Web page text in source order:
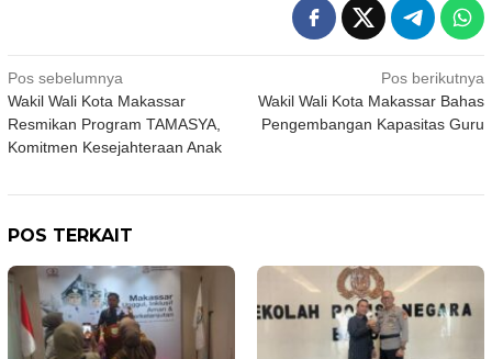
Navigasi
pos
Pos sebelumnya
Wakil Wali Kota Makassar
Resmikan Program TAMASYA,
Komitmen Kesejahteraan Anak
Pos berikutnya
Wakil Wali Kota Makassar Bahas
Pengembangan Kapasitas Guru
POS TERKAIT